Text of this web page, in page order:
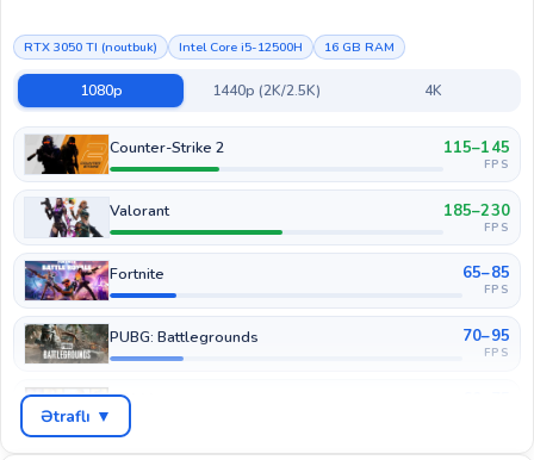
RTX 3050 TI (noutbuk) Intel Core i5-12500H 16 GB RAM
1080p 1440p (2K/2.5K) 4K
Counter-Strike 2 115–145
FPS
Valorant 185–230
FPS
Fortnite 65–85
FPS
PUBG: Battlegrounds 70–95
FPS
GTA V
Ətraflı ▼